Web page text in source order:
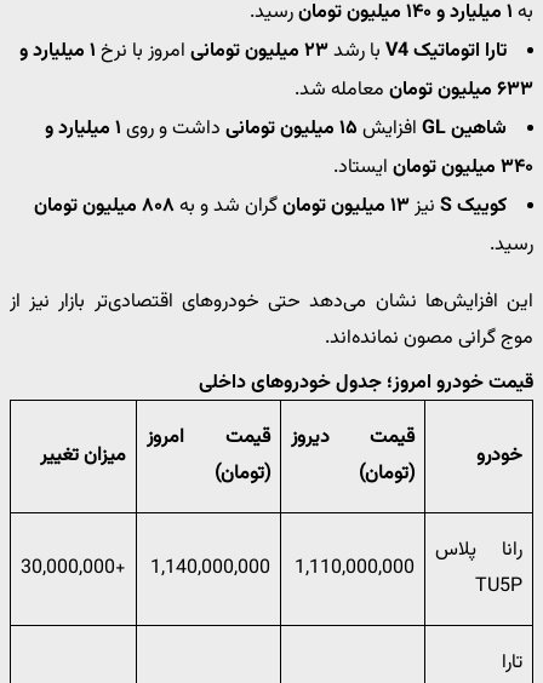
به ۱ میلیارد و ۱۴۰ میلیون تومان
رسید.
تارا اتوماتیک V4
با رشد۲۳ میلیون تومانی امروز با نرخ ۱ میلیارد و
۶۳۳ میلیون تومان
معامله شد.
شاهین GL
افزایش ۱۵ میلیون تومانی داشت و روی ۱ میلیارد و
۳۴۰ میلیون تومان
ایستاد.
کوییک S
نیز۱۳ میلیون تومان گران شد و به۸۰۸ میلیون تومان
رسید.
این افزایش‌ها نشان می‌دهد حتی خودروهای اقتصادی‌تر بازار نیز از
موج گرانی مصون نمانده‌اند.
قیمت خودرو امروز؛ جدول خودروهای داخلی
خودرو
قیمت دیروز
(تومان)
قیمت امروز
(تومان)
میزان تغییر
رانا پلاس
TU5P
1,110,000,000
1,140,000,000
+30,000,000
تارا